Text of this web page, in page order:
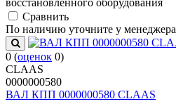
восстановленного оборудования
Cравнить
По наличию уточните у менеджера
0 (оценок 0)
CLAAS
0000000580
ВАЛ КПП 0000000580 CLAAS